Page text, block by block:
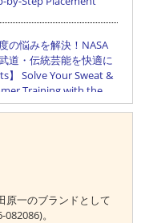
原一のブランドとして
。